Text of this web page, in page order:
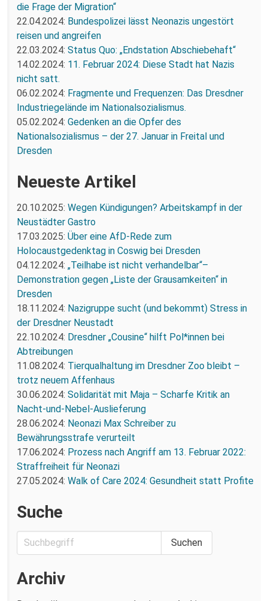
die Frage der Migration“
22.04.2024: Bundespolizei lässt Neonazis ungestört
reisen und angreifen
22.03.2024: Status Quo: „Endstation Abschiebehaft“
14.02.2024: 11. Februar 2024: Diese Stadt hat Nazis
nicht satt.
06.02.2024: Fragmente und Frequenzen: Das Dresdner
Industriegelände im Nationalsozialismus.
05.02.2024: Gedenken an die Opfer des
Nationalsozialismus – der 27. Januar in Freital und
Dresden
Neueste Artikel
20.10.2025: Wegen Kündigungen? Arbeitskampf in der
Neustädter Gastro
17.03.2025: Über eine AfD-Rede zum
Holocaustgedenktag in Coswig bei Dresden
04.12.2024: „Teilhabe ist nicht verhandelbar“–
Demonstration gegen „Liste der Grausamkeiten“ in
Dresden
18.11.2024: Nazigruppe sucht (und bekommt) Stress in
der Dresdner Neustadt
22.10.2024: Dresdner „Cousine“ hilft Pol*innen bei
Abtreibungen
11.08.2024: Tierqualhaltung im Dresdner Zoo bleibt –
trotz neuem Affenhaus
30.06.2024: Solidarität mit Maja – Scharfe Kritik an
Nacht-und-Nebel-Auslieferung
28.06.2024: Neonazi Max Schreiber zu
Bewährungsstrafe verurteilt
17.06.2024: Prozess nach Angriff am 13. Februar 2022:
Straffreiheit für Neonazi
27.05.2024: Walk of Care 2024: Gesundheit statt Profite
Suche
Archiv